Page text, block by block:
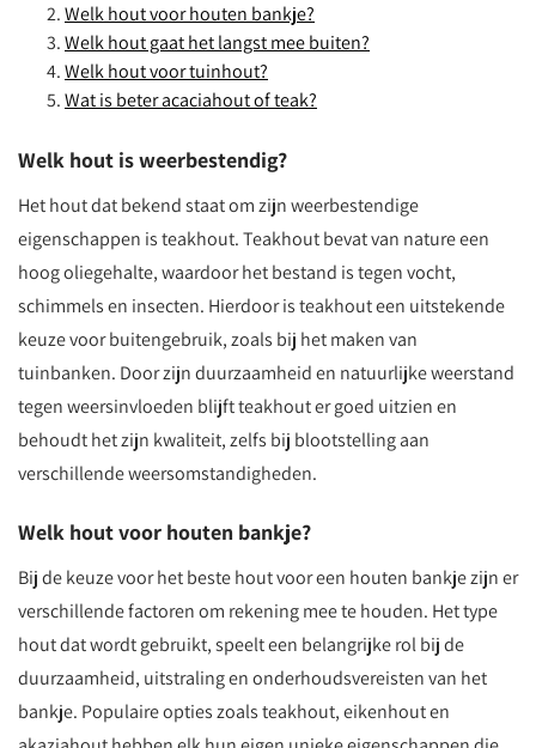
Welk hout voor houten bankje?
Welk hout gaat het langst mee buiten?
Welk hout voor tuinhout?
Wat is beter acaciahout of teak?
Welk hout is weerbestendig?
Het hout dat bekend staat om zijn weerbestendige
eigenschappen is teakhout. Teakhout bevat van nature een
hoog oliegehalte, waardoor het bestand is tegen vocht,
schimmels en insecten. Hierdoor is teakhout een uitstekende
keuze voor buitengebruik, zoals bij het maken van
tuinbanken. Door zijn duurzaamheid en natuurlijke weerstand
tegen weersinvloeden blijft teakhout er goed uitzien en
behoudt het zijn kwaliteit, zelfs bij blootstelling aan
verschillende weersomstandigheden.
Welk hout voor houten bankje?
Bij de keuze voor het beste hout voor een houten bankje zijn er
verschillende factoren om rekening mee te houden. Het type
hout dat wordt gebruikt, speelt een belangrijke rol bij de
duurzaamheid, uitstraling en onderhoudsvereisten van het
bankje. Populaire opties zoals teakhout, eikenhout en